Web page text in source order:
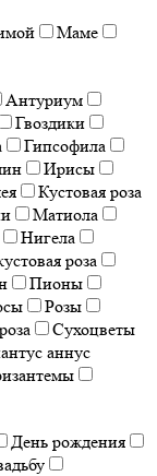
Маме
Антуриум
Гвоздики
Гипсофила
Ирисы
Кустовая роза
Матиола
Нигела
роза
Пионы
Розы
Сухоцветы
аннус
День рождения